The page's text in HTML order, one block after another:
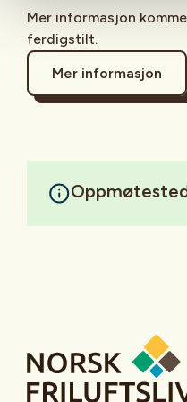
Mer informasjon
ferdigstilt.
Mer informasjon